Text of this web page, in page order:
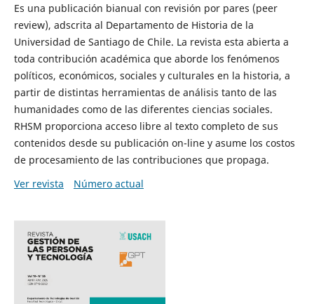
Es una publicación bianual con revisión por pares (peer
review), adscrita al Departamento de Historia de la
Universidad de Santiago de Chile. La revista esta abierta a
toda contribución académica que aborde los fenómenos
políticos, económicos, sociales y culturales en la historia, a
partir de distintas herramientas de análisis tanto de las
humanidades como de las diferentes ciencias sociales.
RHSM proporciona acceso libre al texto completo de sus
contenidos desde su publicación on-line y asume los costos
de procesamiento de las contribuciones que propaga.
Ver revista
Número actual